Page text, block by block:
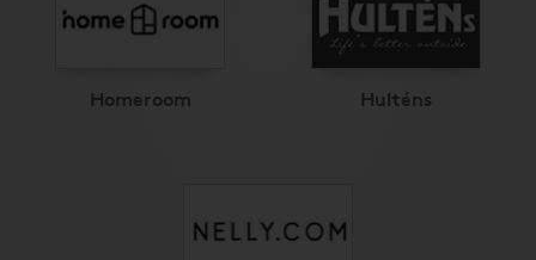
Homeroom Hulténs